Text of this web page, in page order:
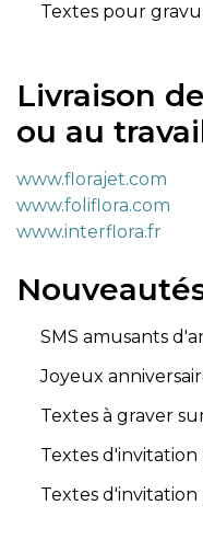
Textes pour
Livraison
ou au
www.florajet.com
www.foliflora.com
www.interflora.fr
SMS amusants
Joyeux
Textes à graver
Textes d'invitation
Textes